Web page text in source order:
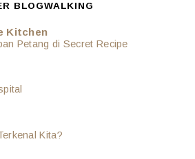
BLOGWALKING
Kitchen
Petang di Secret Recipe
Kita?